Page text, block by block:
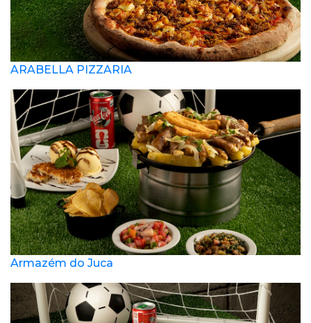
ARABELLA PIZZARIA
Armazém do Juca